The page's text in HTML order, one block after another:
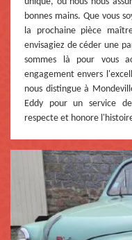
bonnes mains. Que vous
la prochaine pièce
envisagiez de céder une
sommes là pour vous
engagement envers
nous distingue à
Eddy pour un service
respecte et honore